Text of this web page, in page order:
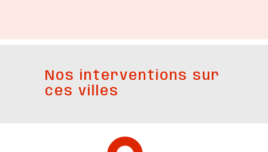
Nos interventions sur
ces villes